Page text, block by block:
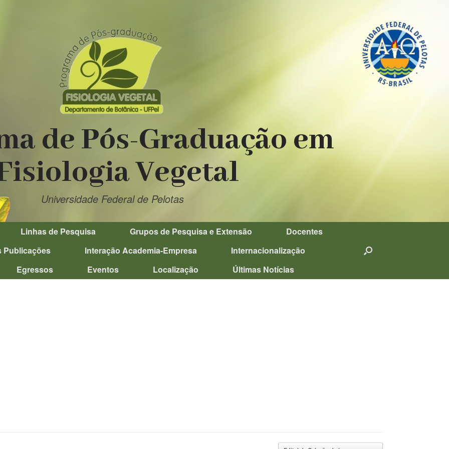
de Pós-Graduação em
Vegetal
Universidade Federal de Pelotas
Linhas de Pesquisa Grupos de Pesquisa e Extensão
Docentes
Publicações Interação Academia-Empresa
Internacionalização
Egressos Eventos Localização Últimas Notícias